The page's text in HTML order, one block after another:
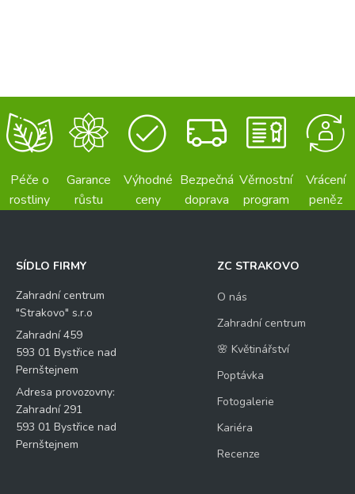
Péče o
rostliny
Garance
růstu
Výhodné
ceny
Bezpečná
doprava
Věrnostní
program
Vrácení
peněz
SÍDLO FIRMY
Zahradní centrum
"Strakovo" s.r.o
Zahradní 459
593 01 Bystřice nad
Pernštejnem
Adresa provozovny:
Zahradní 291
593 01 Bystřice nad
Pernštejnem
ZC STRAKOVO
O nás
Zahradní centrum
🌸 Květinářství
Poptávka
Fotogalerie
Kariéra
Recenze